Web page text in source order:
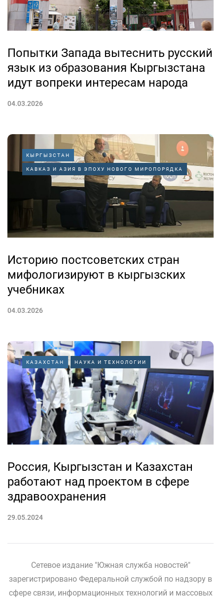
Попытки Запада вытеснить русский
язык из образования Кыргызстана
идут вопреки интересам народа
04.03.2026
КЫРГЫЗСТАН
КАВКАЗ И АЗИЯ В ЭПОХУ НОВОГО МИРОПОРЯДКА
Историю постсоветских стран
мифологизируют в кыргызских
учебниках
04.03.2026
КАЗАХСТАН НАУКА И ТЕХНОЛОГИИ
Россия, Кыргызстан и Казахстан
работают над проектом в сфере
здравоохранения
29.05.2024
Сетевое издание "Южная служба новостей"
зарегистрировано Федеральной службой по надзору в
сфере связи, информационных технологий и массовых